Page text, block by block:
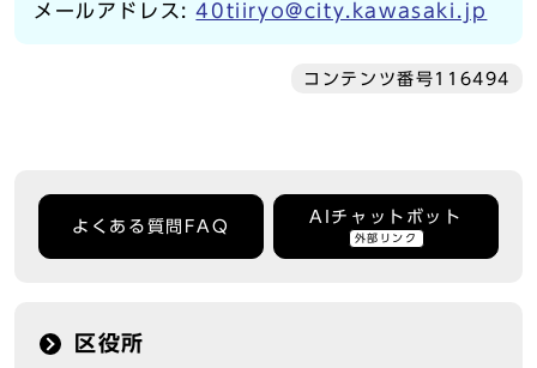
メールアドレス:40tiiryo@city.kawasaki.jp
コンテンツ番号116494
よくある質問FAQ
AIチャットボット
外部リンク
区役所